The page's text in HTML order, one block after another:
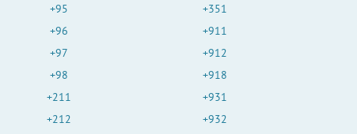
+95
+96
+97
+98
+211
+212
+351
+911
+912
+918
+931
+932